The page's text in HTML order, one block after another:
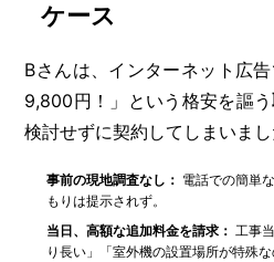
ケース
Bさんは、インターネット広
9,800円！」という格安を謳う
検討せずに契約してしまいまし
事前の現地調査なし： 電話での簡単
もりは提示されず。
当日、高額な追加料金を請求： 工事
り長い」「室外機の設置場所が特殊